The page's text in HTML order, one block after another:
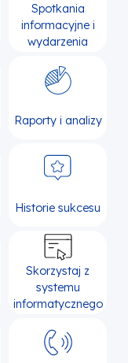
Spotkania
informacyjne i
wydarzenia
Raporty i analizy
Historie sukcesu
Skorzystaj z
systemu
informatycznego